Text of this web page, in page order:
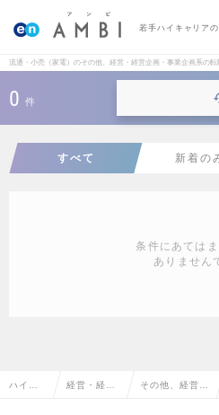
若手ハイキャリア
流通・小売（家電）のその他、経営・経営企画・事業企画系の転
0 件
すべて 新着の
条件にあては
ありません
ハイク 経営・経営 その他、経営・